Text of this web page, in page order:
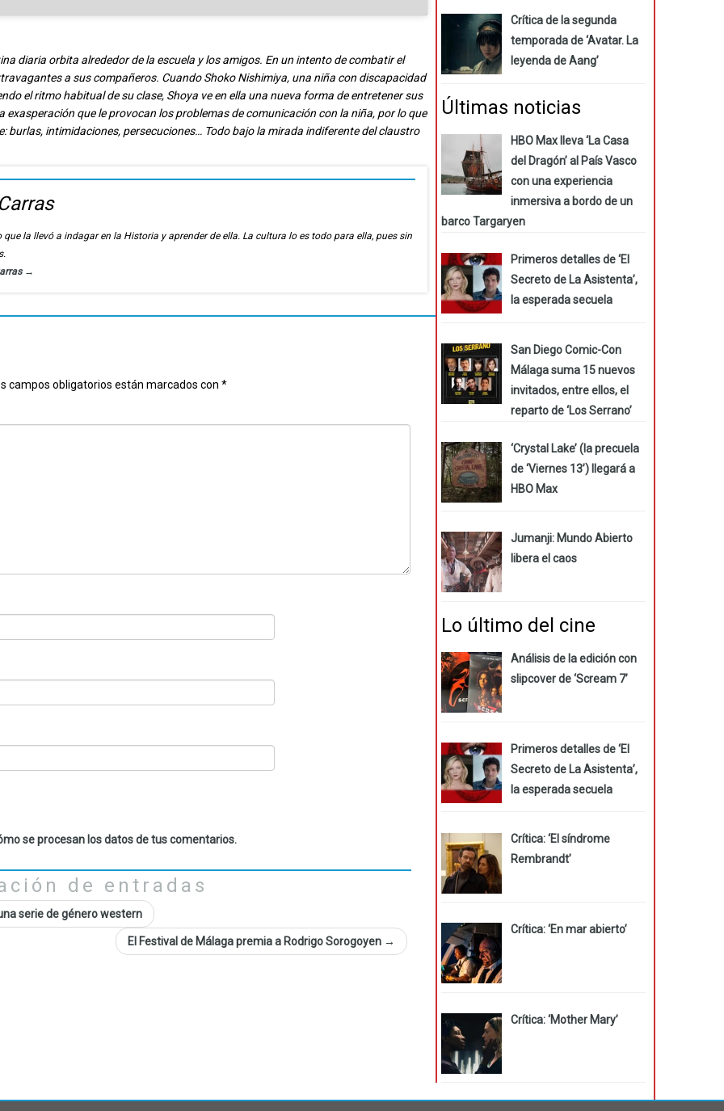
diaria orbita alrededor de la escuela y los amigos. En un intento de combatir el
a sus compañeros. Cuando Shoko Nishimiya, una niña con discapacidad
el ritmo habitual de su clase, Shoya ve en ella una nueva forma de entretener sus
que le provocan los problemas de comunicación con la niña, por lo que
burlas, intimidaciones, persecuciones… Todo bajo la mirada indiferente del claustro
la llevó a indagar en la Historia y aprender de ella. La cultura lo es todo para ella, pues sin
→
campos obligatorios están marcados con *
se procesan los datos de tus comentarios.
de entradas
serie de género western
El Festival de Málaga premia a Rodrigo Sorogoyen →
Crítica de la segunda
temporada de ‘Avatar. La
leyenda de Aang’
Últimas noticias
HBO Max lleva ‘La Casa
del Dragón’ al País Vasco
con una experiencia
inmersiva a bordo de un
barco Targaryen
Primeros detalles de ‘El
Secreto de La Asistenta’,
la esperada secuela
San Diego Comic-Con
Málaga suma 15 nuevos
invitados, entre ellos, el
reparto de ‘Los Serrano’
‘Crystal Lake’ (la precuela
de ‘Viernes 13’) llegará a
HBO Max
Jumanji: Mundo Abierto
libera el caos
Lo último del cine
Análisis de la edición con
slipcover de ‘Scream 7’
Primeros detalles de ‘El
Secreto de La Asistenta’,
la esperada secuela
Crítica: ‘El síndrome
Rembrandt’
Crítica: ‘En mar abierto’
Crítica: ‘Mother Mary’